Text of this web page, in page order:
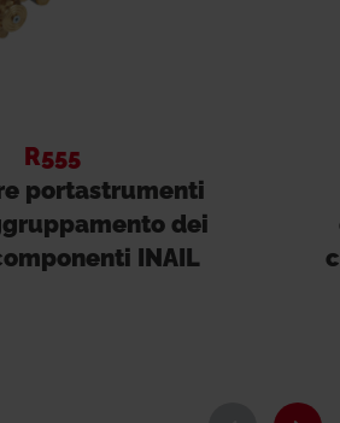
R555
portastrumenti
dei
INAIL